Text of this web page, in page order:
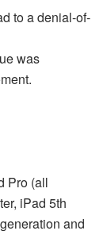
to a denial-of-
was
Pro (all
iPad 5th
and